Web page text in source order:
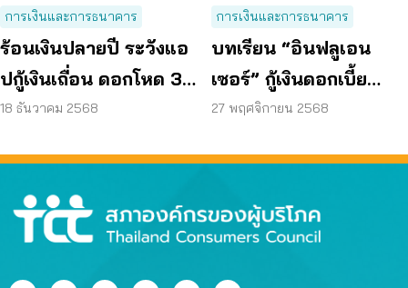
การเงินและการธนาคาร
ร้อนเงินปลายปี ระวังแอ
ปกู้เงินเถื่อน ดอกโหด 3
พัน/ปี
18 ธันวาคม 2568
การเงินและการธนาคาร
บทเรียน “อินฟลูเอน
เซอร์” กู้เงินดอกเบี้ย
48% ต่อปี ผู้บริโภคควร
เสี่ยงหนี้สะสมพุ่ง
27 พฤศจิกายน 2568